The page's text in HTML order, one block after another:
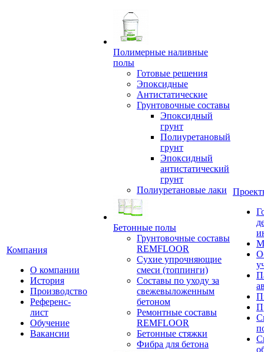
Компания
О компании
История
Производство
Референс-
лист
Обучение
Вакансии
Полимерные наливные
полы
Готовые решения
Эпоксидные
Антистатические
Грунтовочные составы
Эпоксидный
грунт
Полиуретановый
грунт
Эпоксидный
антистатический
грунт
Полиуретановые лаки
Бетонные полы
Грунтовочные составы
REMFLOOR
Сухие упрочняющие
смеси (топпинги)
Составы по уходу за
свежевыложенным
бетоном
Ремонтные составы
REMFLOOR
Бетонные стяжки
Фибра для бетона